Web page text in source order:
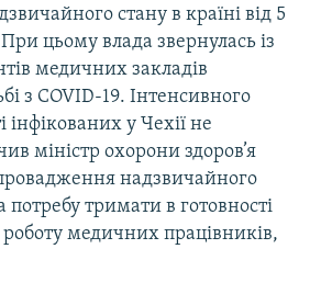
стану в країні від 5
цьому влада звернулась із
медичних закладів
з COVID-19. Інтенсивного
інфікованих у Чехії не
міністр охорони здоров’я
надзвичайного
потребу тримати в готовності
медичних працівників,